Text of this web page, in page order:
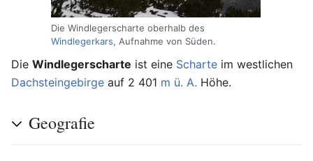
Die Windlegerscharte oberhalb des
Windlegerkars, Aufnahme von Süden.
Die Windlegerscharte ist eine Scharte im westlichen
Dachsteingebirge auf 2 401 m ü. A. Höhe.
Geografie